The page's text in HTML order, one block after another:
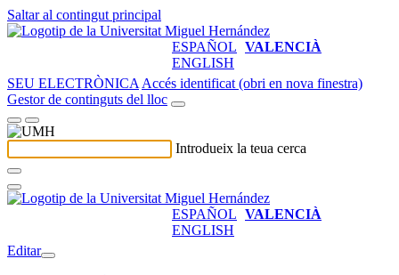
Saltar al contingut principal
ESPAÑOL VALENCIÀ
ENGLISH
SEU ELECTRÒNICA Accés identificat (obri en nova finestra)
Gestor de continguts del lloc
Introdueix la teua cerca
ESPAÑOL VALENCIÀ
ENGLISH
Editar